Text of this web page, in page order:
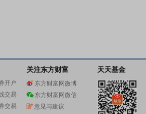
开户
交易
交易
关注东方财富
东方财富网微博
东方财富网微信
意见与建议
天天基金